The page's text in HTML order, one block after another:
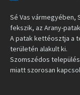
Sé Vas vármegyében,
fekszik, az Arany-
A patak kettéosztja a
területén alakult ki.
Szomszédos
miatt szorosan